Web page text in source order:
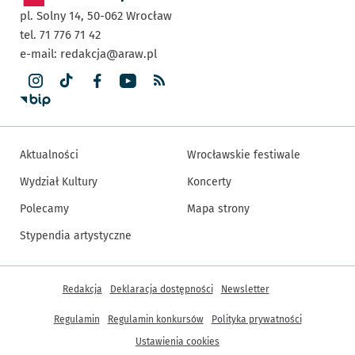
pl. Solny 14, 50-062 Wrocław
tel. 71 776 71 42
e-mail: redakcja@araw.pl
Aktualności
Wydział Kultury
Polecamy
Stypendia artystyczne
Wrocławskie festiwale
Koncerty
Mapa strony
Inne informacje
Redakcja Deklaracja dostępności Newsletter
Regulamin Regulamin konkursów
Polityka prywatności
Ustawienia cookies